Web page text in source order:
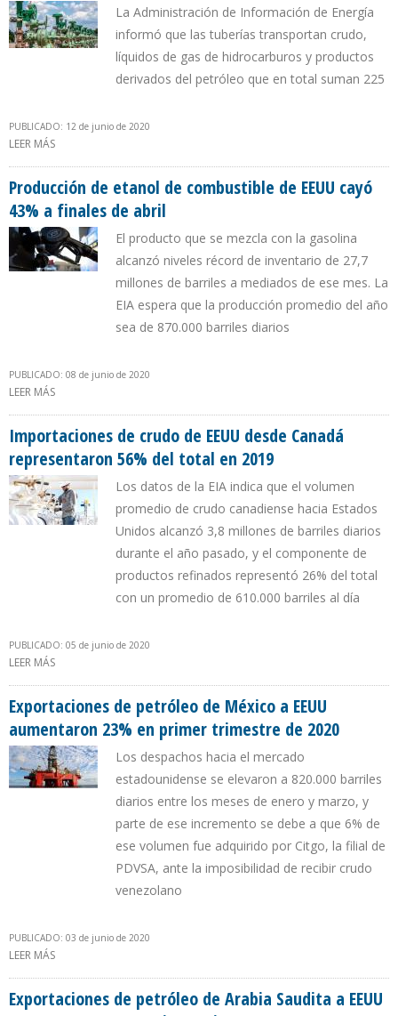
La Administración de Información de Energía
informó que las tuberías transportan crudo,
líquidos de gas de hidrocarburos y productos
derivados del petróleo que en total suman 225
PUBLICADO: 12 de junio de 2020
LEER MÁS
Producción de etanol de combustible de EEUU cayó
43% a finales de abril
El producto que se mezcla con la gasolina
alcanzó niveles récord de inventario de 27,7
millones de barriles a mediados de ese mes. La
EIA espera que la producción promedio del año
sea de 870.000 barriles diarios
PUBLICADO: 08 de junio de 2020
LEER MÁS
Importaciones de crudo de EEUU desde Canadá
representaron 56% del total en 2019
Los datos de la EIA indica que el volumen
promedio de crudo canadiense hacia Estados
Unidos alcanzó 3,8 millones de barriles diarios
durante el año pasado, y el componente de
productos refinados representó 26% del total
con un promedio de 610.000 barriles al día
PUBLICADO: 05 de junio de 2020
LEER MÁS
Exportaciones de petróleo de México a EEUU
aumentaron 23% en primer trimestre de 2020
Los despachos hacia el mercado
estadounidense se elevaron a 820.000 barriles
diarios entre los meses de enero y marzo, y
parte de ese incremento se debe a que 6% de
ese volumen fue adquirido por Citgo, la filial de
PDVSA, ante la imposibilidad de recibir crudo
venezolano
PUBLICADO: 03 de junio de 2020
LEER MÁS
Exportaciones de petróleo de Arabia Saudita a EEUU